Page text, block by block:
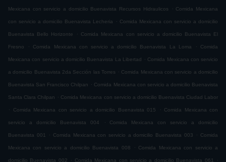
Mexicana con servicio a domicilio Buenavista Recursos Hidraulicos . Comida Mexicana
con servicio a domicilio Buenavista Lecheria . Comida Mexicana con servicio a domicilio
Buenavista Bello Horizonte . Comida Mexicana con servicio a domicilio Buenavista El
Fresno . Comida Mexicana con servicio a domicilio Buenavista La Loma . Comida
Mexicana con servicio a domicilio Buenavista La Libertad . Comida Mexicana con servicio
a domicilio Buenavista 2da Sección las Torres . Comida Mexicana con servicio a domicilio
Buenavista San Francisco Chilpan . Comida Mexicana con servicio a domicilio Buenavista
Santa Clara Chilpan . Comida Mexicana con servicio a domicilio Buenavista Ciudad Labor
.
Comida Mexicana con servicio a domicilio Buenavista 015 . Comida Mexicana con
servicio a domicilio Buenavista 004 . Comida Mexicana con servicio a domicilio
Buenavista 001 . Comida Mexicana con servicio a domicilio Buenavista 003 . Comida
Mexicana con servicio a domicilio Buenavista 008 . Comida Mexicana con servicio a
domicilio Buenavista 002 . Comida Mexicana con servicio a domicilio Buenavista 061 .